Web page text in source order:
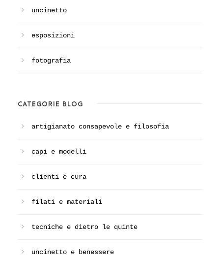
uncinetto
esposizioni
fotografia
CATEGORIE BLOG
artigianato consapevole e filosofia
capi e modelli
clienti e cura
filati e materiali
tecniche e dietro le quinte
uncinetto e benessere